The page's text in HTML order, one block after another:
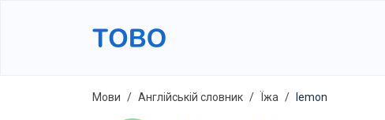
Мови Англійській словник Їжа lemon